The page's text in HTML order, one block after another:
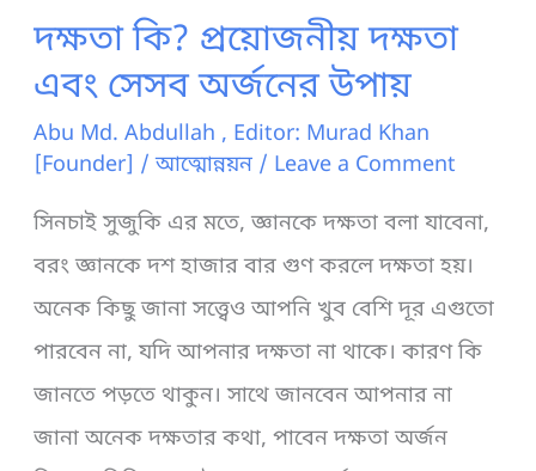
আত্মবিশ্বাস
ধরে
রাখুন
দক্ষতা কি? প্রয়োজনীয় দক্ষতা
এবং সেসব অর্জনের ‍উপায়
Abu Md. Abdullah , Editor: Murad Khan
[Founder] /আত্মোন্নয়ন/ Leave a Comment
সিনচাই সুজুকি এর মতে, জ্ঞানকে দক্ষতা বলা যাবেনা,
বরং জ্ঞানকে দশ হাজার বার গুণ করলে দক্ষতা হয়।
অনেক কিছু জানা সত্ত্বেও আপনি খুব বেশি দূর এগুতো
পারবেন না, যদি আপনার দক্ষতা না থাকে। কারণ কি
জানতে পড়তে থাকুন। সাথে জানবেন আপনার না
জানা অনেক দক্ষতার কথা, পাবেন দক্ষতা অর্জন